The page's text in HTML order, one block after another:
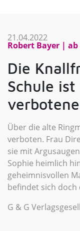
21.04.2022
Robert Bayer ab
Die
Schule
Über die alte
verboten. Frau
sie mit
Sophie heimlich
geheimnisvollen
befindet sich doch
G & G